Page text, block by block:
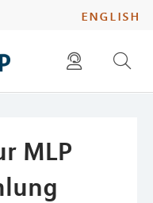
english
karriere
mitteilungen finden
MLP